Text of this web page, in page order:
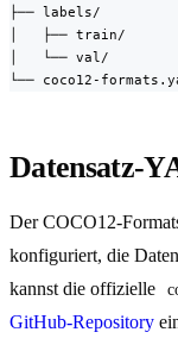
├── labels/
│   ├── train/
│   └── val/
└── coco12-
Datensatz-
Der COCO12-
konfiguriert, die
kannst die offizielle
GitHub-Repository